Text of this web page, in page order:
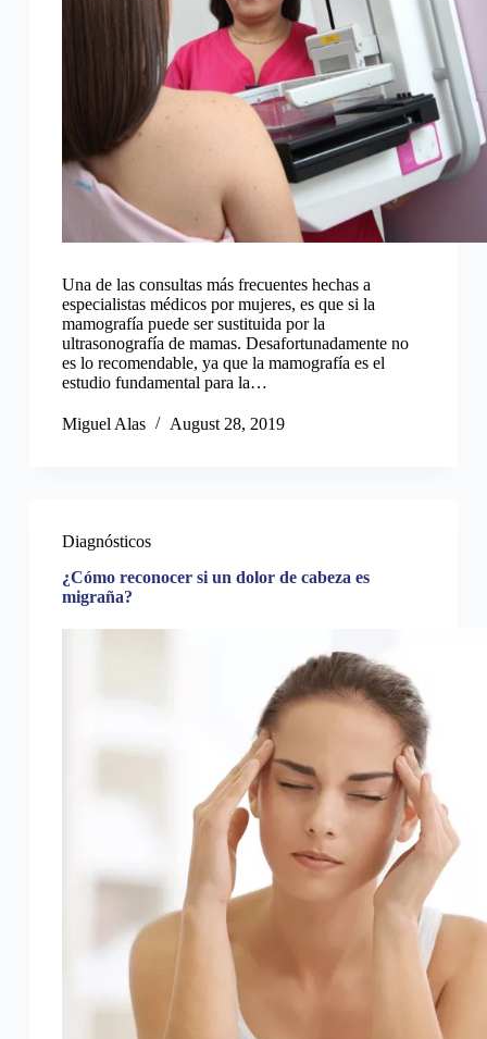
Una de las consultas más frecuentes hechas a
especialistas médicos por mujeres, es que si la
mamografía puede ser sustituida por la
ultrasonografía de mamas. Desafortunadamente no
es lo recomendable, ya que la mamografía es el
estudio fundamental para la…
Miguel Alas August 28, 2019
Diagnósticos
¿Cómo reconocer si un dolor de cabeza es
migraña?